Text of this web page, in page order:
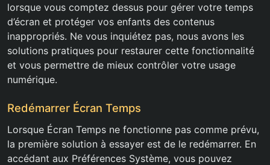
lorsque vous comptez dessus pour gérer votre temps
d’écran et protéger vos enfants des contenus
inappropriés. Ne vous inquiétez pas, nous avons les
solutions pratiques pour restaurer cette fonctionnalité
et vous permettre de mieux contrôler votre usage
numérique.
Redémarrer Écran Temps
Lorsque Écran Temps ne fonctionne pas comme prévu,
la première solution à essayer est de le redémarrer. En
accédant aux Préférences Système, vous pouvez